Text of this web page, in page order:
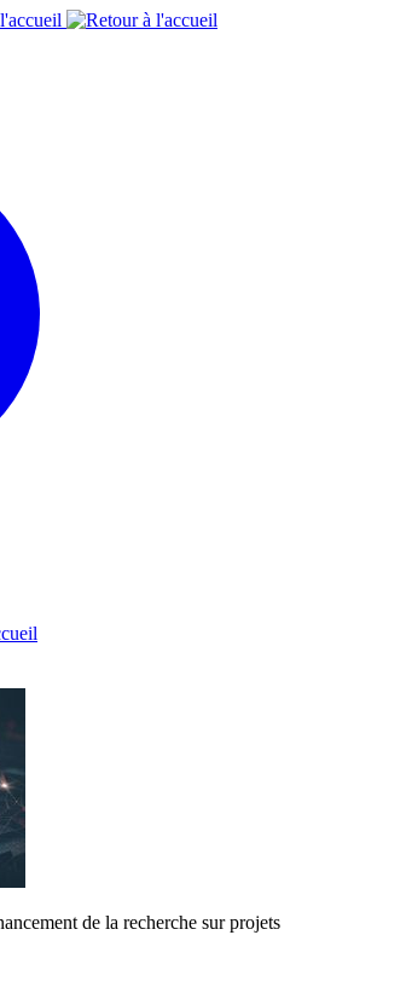
de la recherche sur projets